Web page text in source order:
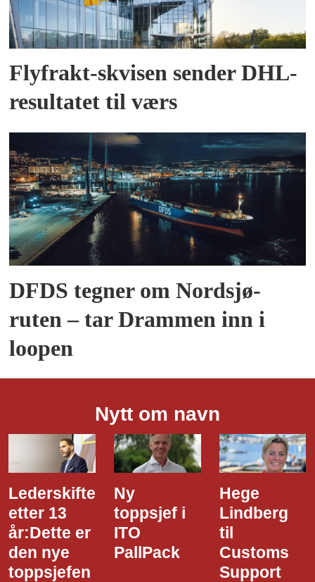
Flyfrakt-skvisen sender DHL-
resultatet til værs
DFDS tegner om Nordsjø-
ruten – tar Drammen inn i
loopen
Nytt om navn
Ny
toppsjef i
ITO
PallPack
Hege
Lindberg
til
Customs
Dette er
den nye
i Narvik
Havn